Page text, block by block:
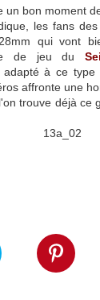
un bon moment
les fans
qui vont
de jeu du
adapté à ce
affronte une
trouve déjà ce